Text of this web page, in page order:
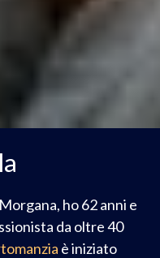
ho 62 anni e
da oltre 40
è iniziato